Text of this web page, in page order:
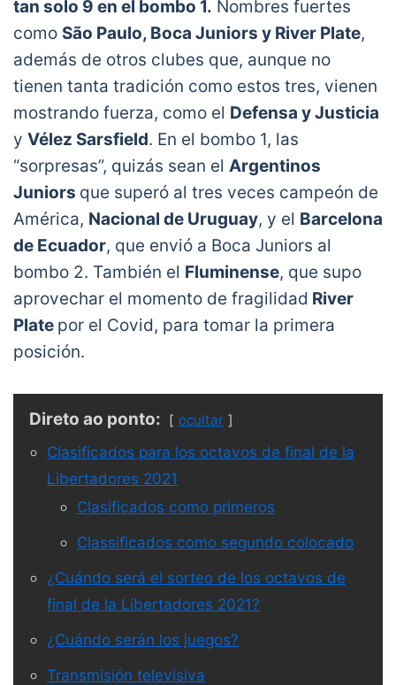
tan solo 9 en el bombo 1. Nombres fuertes
como São Paulo, Boca Juniors y River Plate,
además de otros clubes que, aunque no
tienen tanta tradición como estos tres, vienen
mostrando fuerza, como el Defensa y Justicia
y Vélez Sarsfield. En el bombo 1, las
“sorpresas”, quizás sean el Argentinos
Juniors que superó al tres veces campeón de
América, Nacional de Uruguay, y el Barcelona
de Ecuador, que envió a Boca Juniors al
bombo 2. También el Fluminense, que supo
aprovechar el momento de fragilidad River
Plate por el Covid, para tomar la primera
posición.
Direto ao ponto: ocultar
Clasificados para los octavos de final de la
Libertadores 2021
Clasificados como primeros
Classificados como segundo colocado
¿Cuándo será el sorteo de los octavos de
final de la Libertadores 2021?
¿Cuándo serán los juegos?
Transmisión televisiva